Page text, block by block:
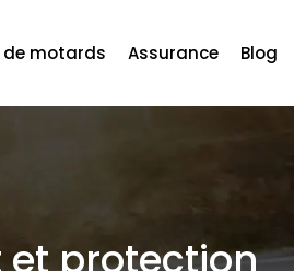
de motards Assurance Blog
protection